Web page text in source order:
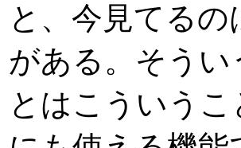
と、今見てる
がある。そう
とはこういう